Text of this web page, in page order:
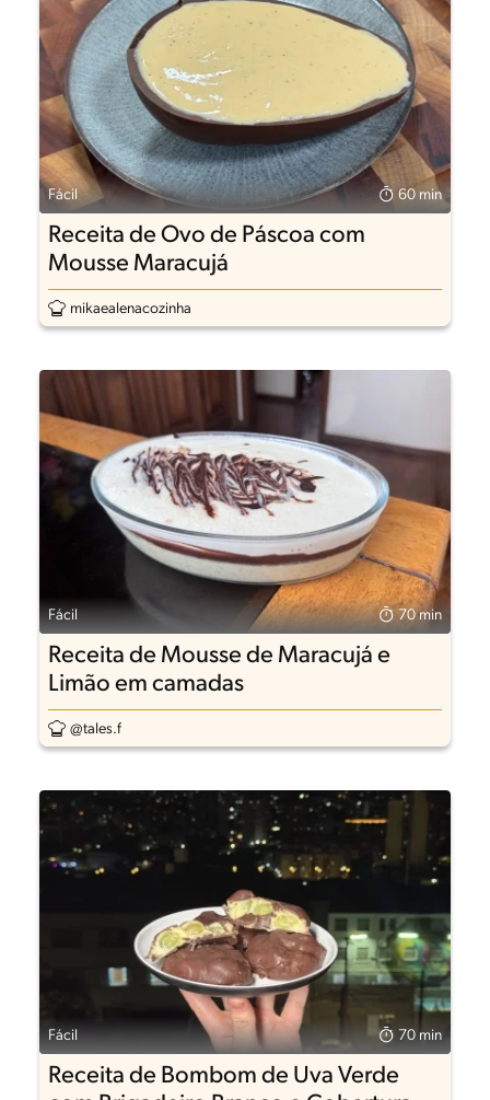
Fácil 60 min
Receita de Ovo de Páscoa com
Mousse Maracujá
mikaealenacozinha
Fácil 70 min
Receita de Mousse de Maracujá e
Limão em camadas
@tales.f
Fácil 70 min
Receita de Bombom de Uva Verde